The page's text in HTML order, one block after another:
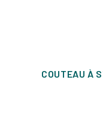
COUTEAU À